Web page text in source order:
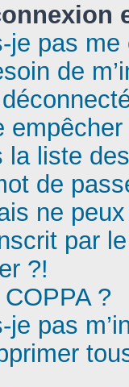
je pas
de
la liste
de
ne
par
?!
?
pas